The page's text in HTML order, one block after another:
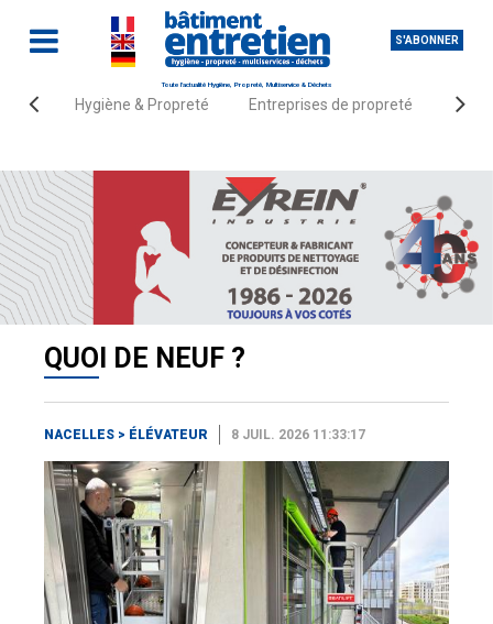
S'ABONNER
Toute l'actualité Hygiène, Propreté, Multiservice & Déchets
Hygiène & Propreté Entreprises de propreté
Accueil Quoi de neuf ? Nacelles élévateur
QUOI DE NEUF ?
NACELLES > ÉLÉVATEUR 8 JUIL. 2026 11:33:17